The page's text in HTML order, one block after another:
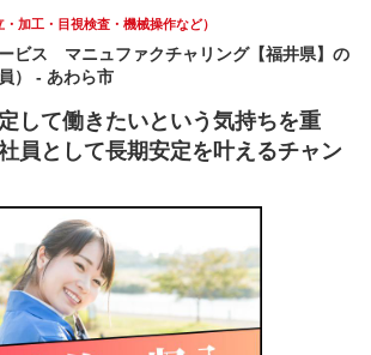
加工・目視検査・機械操作など）
ビス マニュファクチャリング【福井県】の
） - あわら市
して働きたいという気持ちを重
員として長期安定を叶えるチャン